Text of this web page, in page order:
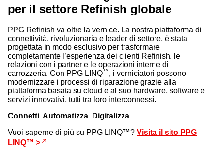
per il settore Refinish globale
PPG Refinish va oltre la vernice. La nostra piattaforma di
connettività, rivoluzionaria e leader di settore, è stata
progettata in modo esclusivo per trasformare
completamente l’esperienza dei clienti Refinish, le
relazioni con i partner e le operazioni interne di
carrozzeria. Con PPG LINQ™, i verniciatori possono
modernizzare i processi di riparazione grazie alla
piattaforma basata su cloud e al suo hardware, software e
servizi innovativi, tutti tra loro interconnessi.
Connetti. Automatizza. Digitalizza.
Vuoi saperne di più su PPG LINQ™? Visita il sito PPG
LINQ™ >